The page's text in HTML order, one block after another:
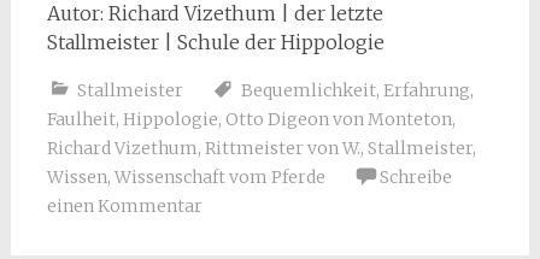
Autor: Richard Vizethum | der letzte
Stallmeister | Schule der Hippologie
Stallmeister Bequemlichkeit, Erfahrung,
Faulheit, Hippologie, Otto Digeon von Monteton,
Richard Vizethum, Rittmeister von W., Stallmeister,
Wissen, Wissenschaft vom Pferde
Schreibe
einen Kommentar